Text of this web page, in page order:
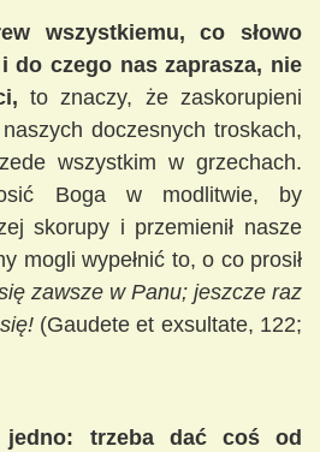
wszystkiemu, co słowo
do czego nas zaprasza, nie
to znaczy, że zaskorupieni
doczesnych troskach,
wszystkim w grzechach.
Boga w modlitwie, by
skorupy i przemienił nasze
mogli wypełnić to, o co prosił
zawsze w Panu; jeszcze raz
(Gaudete et exsultate, 122;
jedno: trzeba dać coś od